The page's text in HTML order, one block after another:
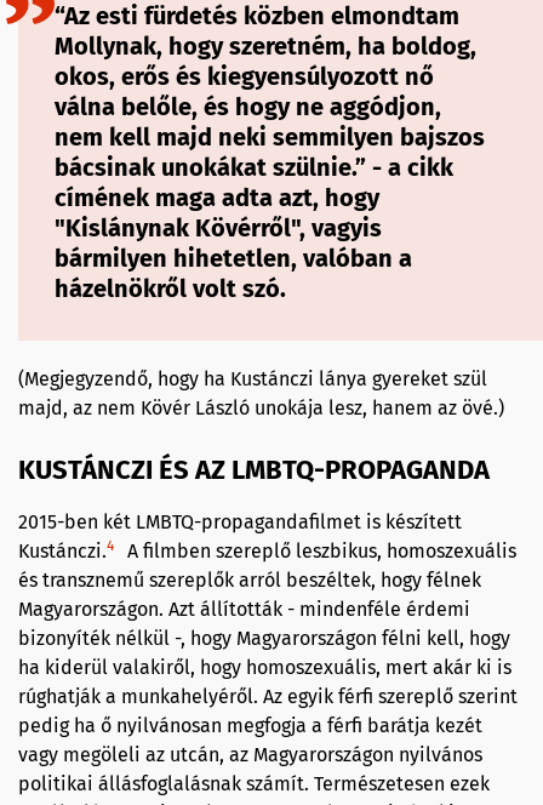
“Az esti fürdetés közben elmondtam
Mollynak, hogy szeretném, ha boldog,
okos, erős és kiegyensúlyozott nő
válna belőle, és hogy ne aggódjon,
nem kell majd neki semmilyen bajszos
bácsinak unokákat szülnie.” - a cikk
címének maga adta azt, hogy
"Kislánynak Kövérről", vagyis
bármilyen hihetetlen, valóban a
házelnökről volt szó.
(Megjegyzendő, hogy ha Kustánczi lánya gyereket szül
majd, az nem Kövér László unokája lesz, hanem az övé.)
KUSTÁNCZI ÉS AZ LMBTQ-PROPAGANDA
2015-ben két LMBTQ-propagandafilmet is készített
Kustánczi.4
A filmben szereplő leszbikus, homoszexuális
és transznemű szereplők arról beszéltek, hogy félnek
Magyarországon. Azt állították - mindenféle érdemi
bizonyíték nélkül -, hogy Magyarországon félni kell, hogy
ha kiderül valakiről, hogy homoszexuális, mert akár ki is
rúghatják a munkahelyéről. Az egyik férfi szereplő szerint
pedig ha ő nyilvánosan megfogja a férfi barátja kezét
vagy megöleli az utcán, az Magyarországon nyilvános
politikai állásfoglalásnak számít. Természetesen ezek